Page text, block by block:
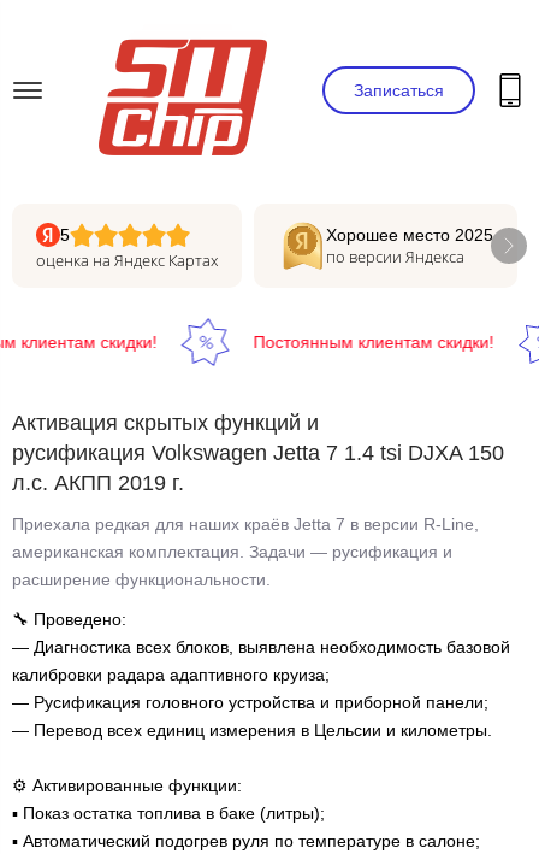
Записаться
5
оценка на Яндекс Картах
Хорошее место 2025
по версии Яндекса
скидки! Постоянным клиентам скидки!
Активация скрытых функций и
русификация Volkswagen Jetta 7 1.4 tsi DJXA 150
л.с. АКПП 2019 г.
Приехала редкая для наших краёв Jetta 7 в версии R-Line,
американская комплектация. Задачи — русификация и
расширение функциональности.
🔧 Проведено:
— Диагностика всех блоков, выявлена необходимость базовой
калибровки радара адаптивного круиза;
— Русификация головного устройства и приборной панели;
— Перевод всех единиц измерения в Цельсии и километры.
⚙️ Активированные функции:
▪️ Показ остатка топлива в баке (литры);
▪️ Автоматический подогрев руля по температуре в салоне;